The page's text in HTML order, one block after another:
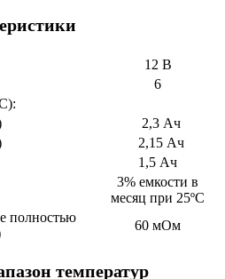
12 В
6
2,3 Ач
2,15 Ач
1,5 Ач
3% емкости в
месяц при 25ºС
полностью
60 мОм
температур